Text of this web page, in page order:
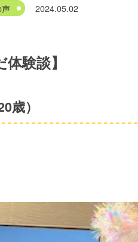
2024.05.02
体験談】
歳）